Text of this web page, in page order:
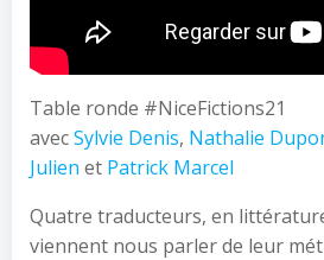
Table ronde #NiceFictions21
avecSylvie Denis, Nathalie
Julien et Patrick Marcel
Quatre traducteurs, en
viennent nous parler de leur